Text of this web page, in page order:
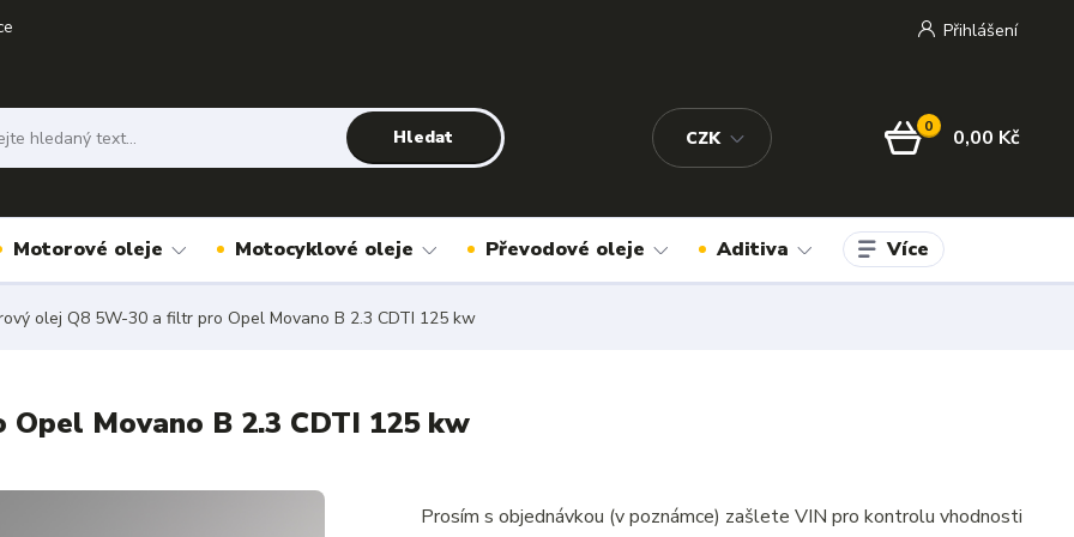
CZK
Přihlášení
Hledat 0 0,00 Kč
Motorové oleje Motocyklové oleje Převodové oleje Aditiva Více
olej Q8 5W-30 a filtr pro Opel Movano B 2.3 CDTI 125 kw
Movano B 2.3 CDTI 125 kw
Prosím s objednávkou (v poznámce) zašlete VIN pro kontrolu vhodnosti